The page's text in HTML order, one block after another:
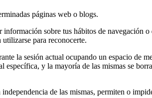
páginas web o blogs.
información sobre tus hábitos de navegación
para reconocerte.
la sesión actual ocupando un espacio de
y la mayoría de las mismas se
de las mismas, permiten o